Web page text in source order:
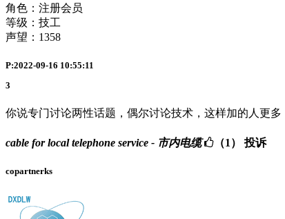
角色：注册会员
等级：技工
声望： 1358
P:2022-09-16 10:55:11
3
你说专门讨论两性话题，偶尔讨论技术，这样加的人更多
cable for local telephone service - 市内电缆 （1） 投诉
copartnerks